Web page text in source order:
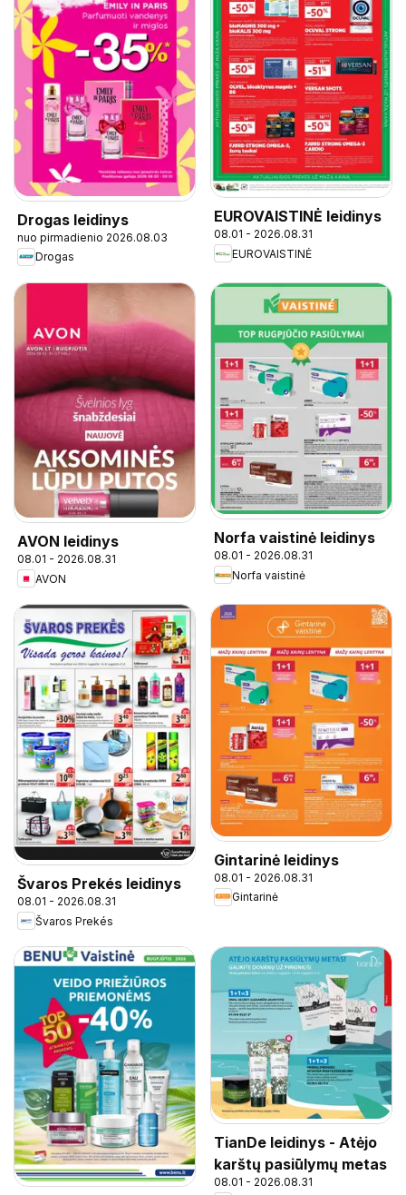
Drogas leidinys
nuo pirmadienio 2026.08.03
Drogas
EUROVAISTINĖ leidinys
08.01 - 2026.08.31
EUROVAISTINĖ
AVON leidinys
08.01 - 2026.08.31
AVON
Norfa vaistinė leidinys
08.01 - 2026.08.31
Norfa vaistinė
Švaros Prekés leidinys
08.01 - 2026.08.31
Švaros Prekés
Gintarinė leidinys
08.01 - 2026.08.31
Gintarinė
TianDe leidinys - Atėjo
karštų pasiūlymų metas
08.01 - 2026.08.31